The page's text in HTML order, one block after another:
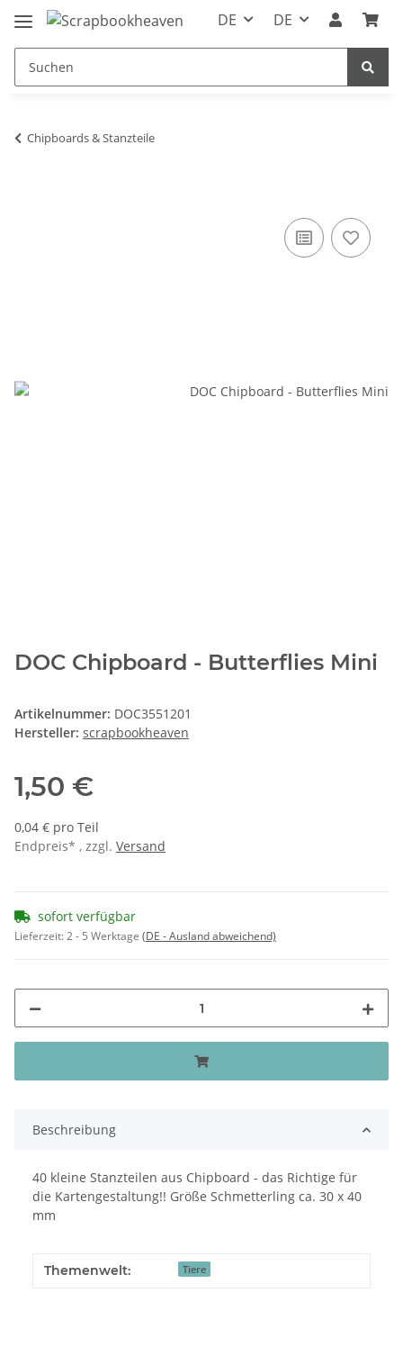
DE DE
Chipboards & Stanzteile
DOC Chipboard - Butterflies Mini
Artikelnummer: DOC3551201
Hersteller: scrapbookheaven
1,50 €
0,04 € pro Teil
Endpreis* , zzgl. Versand
sofort verfügbar
Lieferzeit:2 - 5 Werktage (DE - Ausland abweichend)
Beschreibung
40 kleine Stanzteilen aus Chipboard - das Richtige für
die Kartengestaltung!! Größe Schmetterling ca. 30 x 40
mm
Themenwelt: Tiere